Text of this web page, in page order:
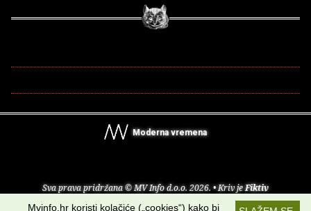
Moderna vremena
Sva prava pridržana © MV Info d.o.o. 2026. • Kriv jeFiktiv
Mvinfo.hr koristi kolačiće („cookies“) kako bi